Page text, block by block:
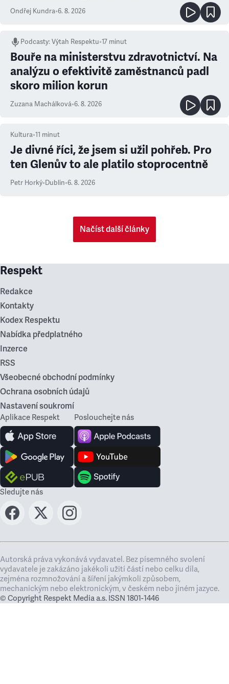
Ondřej Kundra•6. 8. 2026
Podcasty:Výtah Respektu•17 minut
Bouře na ministerstvu zdravotnictví. Na
analýzu o efektivitě zaměstnanců padl
skoro milion korun
Zuzana Machálková•6. 8. 2026
Kultura•11 minut
Je divné říci, že jsem si užil pohřeb. Pro
ten Glenův to ale platilo stoprocentně
Petr Horký•Dublin•6. 8. 2026
Načíst další články
Respekt
Redakce
Kontakty
Kodex Respektu
Nabídka předplatného
Inzerce
RSS
Všeobecné obchodní podmínky
Ochrana osobních údajů
Nastavení soukromí
Aplikace Respekt Poslouchejte nás
Sledujte nás
Autorská práva vykonává vydavatel. Bez písemného svolení
vydavatele je zakázáno jakékoli užití částí nebo celku díla,
zejména rozmnožování a šíření jakýmkoli způsobem,
mechanickým nebo elektronickým, v českém nebo jiném jazyce.
© Copyright Respekt Media a.s. ISSN 1801-1446